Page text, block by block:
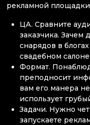
рекламной
ЦА. Сравните
заказчика. Зачем
снарядов в
свадебном
Формат.
преподносит
вам его манера
использует
Задачи. Нужно
запускаете